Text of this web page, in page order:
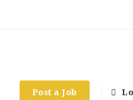
Post a Job